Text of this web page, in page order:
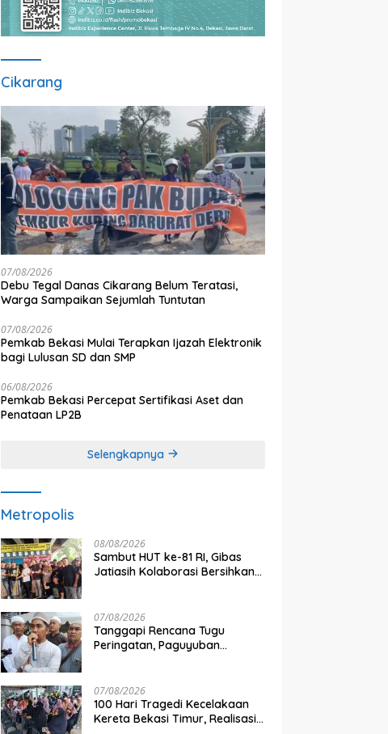
Cikarang
07/08/2026
Debu Tegal Danas Cikarang Belum Teratasi,
Warga Sampaikan Sejumlah Tuntutan
07/08/2026
Pemkab Bekasi Mulai Terapkan Ijazah Elektronik
bagi Lulusan SD dan SMP
06/08/2026
Pemkab Bekasi Percepat Sertifikasi Aset dan
Penataan LP2B
Selengkapnya
Metropolis
08/08/2026
Sambut HUT ke-81 RI, Gibas
Jatiasih Kolaborasi Bersihkan
07/08/2026
Tanggapi Rencana Tugu
Peringatan, Paguyuban
Perbaikan Sistem Keselamatan
Lebih Dulu
07/08/2026
100 Hari Tragedi Kecelakaan
Kereta Bekasi Timur, Realisasi